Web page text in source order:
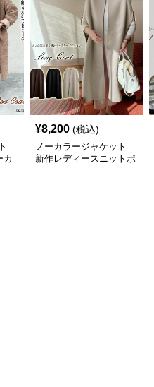
カ
¥8,200 (税込)
ノーカラージャケット
新作レディースニットポ